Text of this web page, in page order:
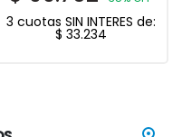
3 cuotas SIN INTERES de:
$ 33.234